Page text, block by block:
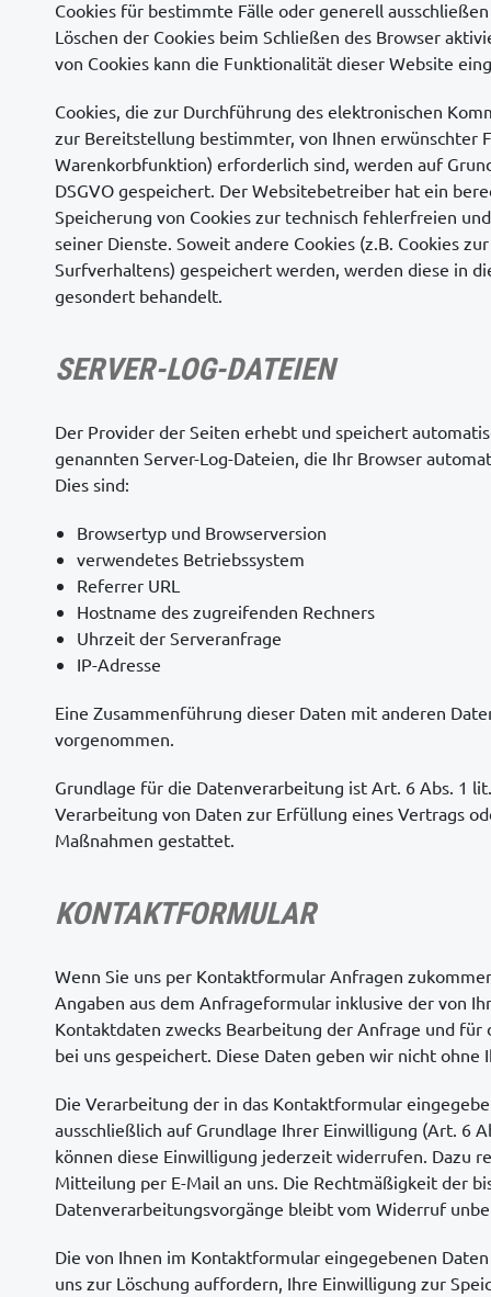
Cookies für bestimmte Fälle oder generell
Löschen der Cookies beim Schließen des Browser
von Cookies kann die Funktionalität dieser Website
Cookies, die zur Durchführung des elektronischen
zur Bereitstellung bestimmter, von Ihnen erwünschter
Warenkorbfunktion) erforderlich sind, werden auf
DSGVO gespeichert. Der Websitebetreiber hat ein
Speicherung von Cookies zur technisch fehlerfreien
seiner Dienste. Soweit andere Cookies (z.B. Cookies
Surfverhaltens) gespeichert werden, werden diese in
gesondert behandelt.
SERVER-LOG-DATEIEN
Der Provider der Seiten erhebt und speichert
genannten Server-Log-Dateien, die Ihr Browser
Dies sind:
Browsertyp und Browserversion
verwendetes Betriebssystem
Referrer URL
Hostname des zugreifenden Rechners
Uhrzeit der Serveranfrage
IP-Adresse
Eine Zusammenführung dieser Daten mit anderen
vorgenommen.
Grundlage für die Datenverarbeitung ist Art. 6 Abs. 1
Verarbeitung von Daten zur Erfüllung eines Vertrags
Maßnahmen gestattet.
KONTAKTFORMULAR
Wenn Sie uns per Kontaktformular Anfragen
Angaben aus dem Anfrageformular inklusive der von
Kontaktdaten zwecks Bearbeitung der Anfrage und für
bei uns gespeichert. Diese Daten geben wir nicht ohne
Die Verarbeitung der in das Kontaktformular
ausschließlich auf Grundlage Ihrer Einwilligung (Art. 6
können diese Einwilligung jederzeit widerrufen. Dazu
Mitteilung per E-Mail an uns. Die Rechtmäßigkeit der
Datenverarbeitungsvorgänge bleibt vom Widerruf
Die von Ihnen im Kontaktformular eingegebenen
uns zur Löschung auffordern, Ihre Einwilligung zur